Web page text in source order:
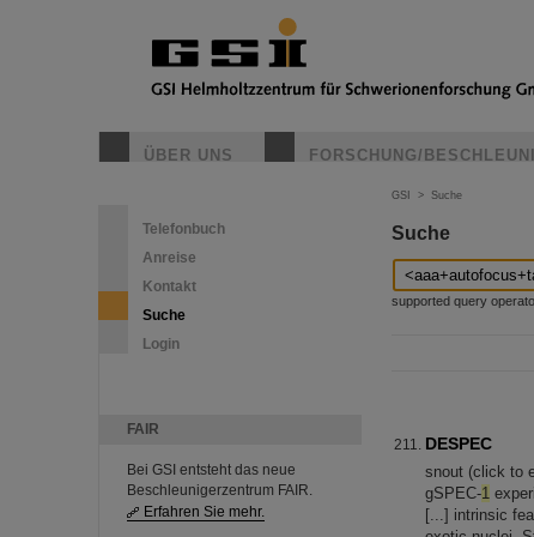
ÜBER UNS FORSCHUNG/
Telefonbuch
Anreise
Kontakt
Suche
Login
FAIR
Bei GSI entsteht das neue
Beschleunigerzentrum FAIR.
Erfahren Sie mehr.
GSI > Suche
Suche
supported query
DESPEC
snout (click to
gSPEC-1
[...] intrinsic